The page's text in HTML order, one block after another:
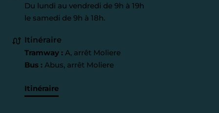
Du lundi au vendredi de 9h à 19h
le samedi de 9h à 18h.
Itinéraire
Tramway : A, arrêt Moliere
Bus : Abus, arrêt Moliere
Itinéraire